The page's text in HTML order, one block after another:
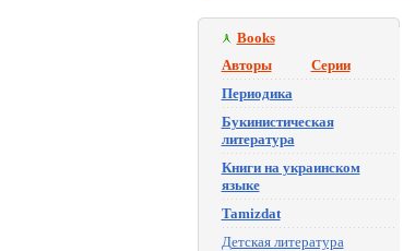
Books
Авторы
Серии
Периодика
Букинистическая
литература
Книги на украинском
языке
Tamizdat
Детская литература